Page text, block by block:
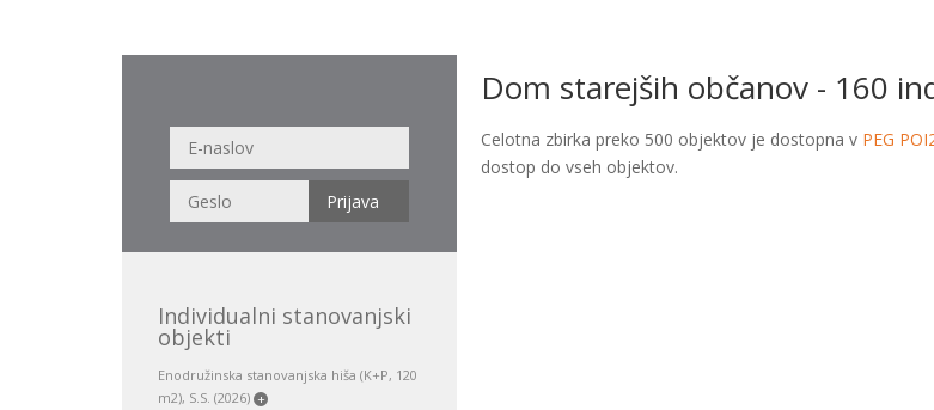
Individualni stanovanjski
objekti
Enodružinska stanovanjska hiša (K+P, 120
m2), S.S. (2026) +
Dom starejših občanov - 160
Celotna zbirka preko 500 objektov je dostopna v PEG
dostop do vseh objektov.